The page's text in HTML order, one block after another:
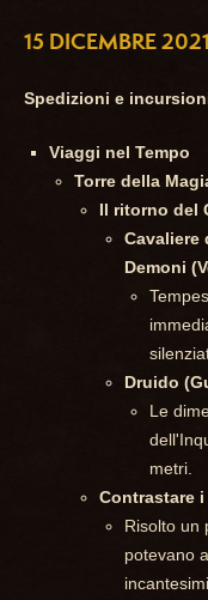
15 DICEMBRE 2021
Spedizioni e
Viaggi nel Tempo
Torre della
Il ritorno del
Cavaliere
Demoni
Druido
Le
metri.
Contrastare i
Risolto un
potevano